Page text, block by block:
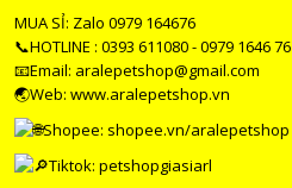
MUA SỈ: Zalo 0979 164676
📞HOTLINE : 0393 611080 - 0979 1646 76
📧Email: aralepetshop@gmail.com
🌏Web: www.aralepetshop.vn
Shopee: shopee.vn/aralepetshop
Tiktok: petshopgiasiarl